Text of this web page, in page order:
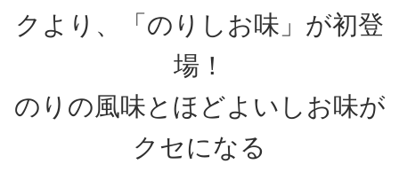
クより、「のりしお味」が初登
場！
のりの風味とほどよいしお味が
クセになる